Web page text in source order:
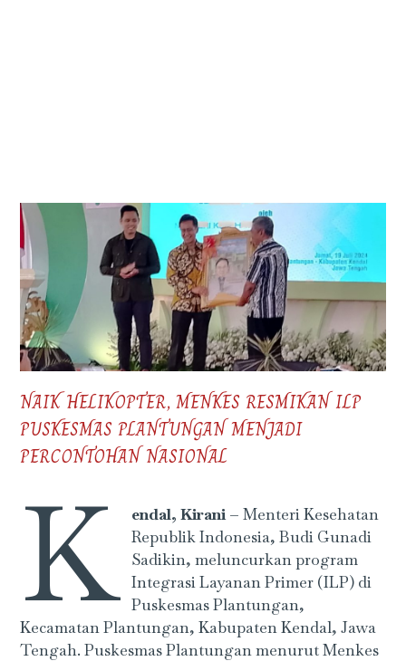
NAIK HELIKOPTER, MENKES RESMIKAN ILP
PUSKESMAS PLANTUNGAN MENJADI
PERCONTOHAN NASIONAL
K endal, Kirani – Menteri Kesehatan
Republik Indonesia, Budi Gunadi
Sadikin, meluncurkan program
Integrasi Layanan Primer (ILP) di
Puskesmas Plantungan,
Kecamatan Plantungan, Kabupaten Kendal, Jawa
Tengah. Puskesmas Plantungan menurut Menkes